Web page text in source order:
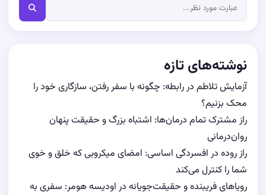
نوشته‌های تازه
آزمایش تلاطم در رابطه: چگونه با سفر رفتن، سازگاری خود را
محک بزنیم؟
راز مشترک تمام درمان‌ها: اشتباه بزرگ و حقیقت پنهان
روان‌درمانی
راز روده در افسردگی اساسی: امضای میکروبی که خلق و خوی
شما را کنترل می‌کند
رویاهای فریبنده و حقیقت‌جویانه در اودیسه هومر: سفری به